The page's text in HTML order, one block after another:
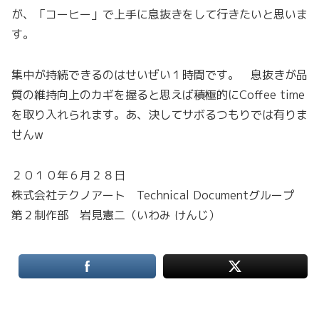
が、「コーヒー」で上手に息抜きをして行きたいと思いま
す。
集中が持続できるのはせいぜい１時間です。 息抜きが品
質の維持向上のカギを握ると思えば積極的にCoffee time
を取り入れられます。あ、決してサボるつもりでは有りま
せんw
２０１０年６月２８日
株式会社テクノアート Technical Documentグループ
第２制作部 岩見憲二（いわみ けんじ）